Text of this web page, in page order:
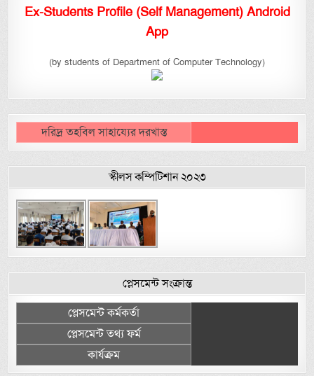
Ex-Students Profile (Self Management) Android
App
(by students of Department of Computer Technology)
দরিদ্র তহবিল সাহায্যের দরখাস্ত
স্কীলস কম্পিটিশান ২০২৩
প্লেসমেন্ট সংক্রান্ত
প্লেসমেন্ট কর্মকর্তা
প্লেসমেন্ট তথ্য ফর্ম
কার্যক্রম